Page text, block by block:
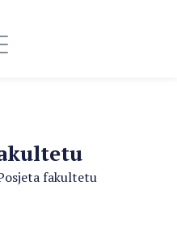
fakultetu